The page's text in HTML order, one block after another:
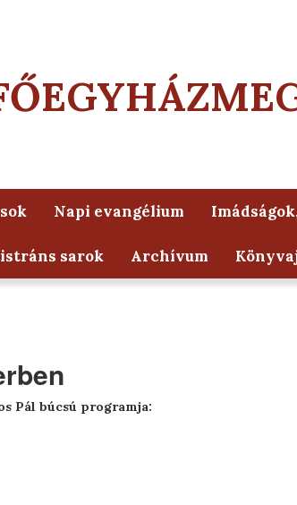
Napi evangélium
sarok Archívum
Pál búcsú programja: